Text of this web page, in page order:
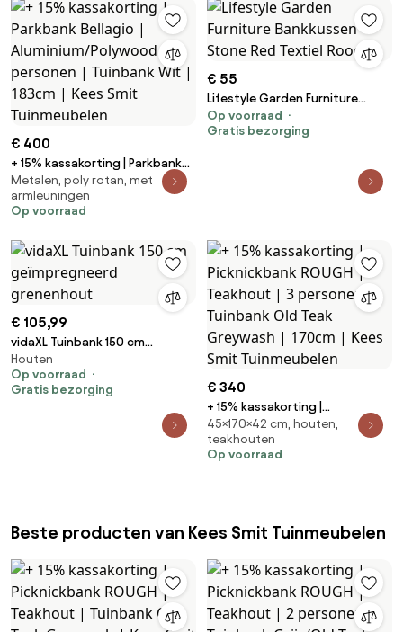
Tuinbank in Park, Eetbank,
Terrasbank voor Tuin, Park, Tuin,
Veranda etc.
€ 400
+ 15% kassakorting | Parkbank
Bellagio | Aluminium/Polywood |
3 personen | Tuinbank Wit |
183cm | Kees Smit Tuinmeubelen
Metalen, poly rotan, met
armleuningen
Op voorraad
€ 55
Lifestyle Garden Furniture
Bankkussen Stone Red Textiel
Rood
Op voorraad
Gratis bezorging
€ 105,99
vidaXL Tuinbank 150 cm
geïmpregneerd grenenhout
Houten
Op voorraad
Gratis bezorging
€ 340
+ 15% kassakorting |
Picknickbank ROUGH | Teakhout
| 3 personen | Tuinbank Old Teak
Greywash | 170cm | Kees Smit
45×170×42 cm, houten,
teakhouten
Op voorraad
Beste producten van Kees Smit Tuinmeubelen